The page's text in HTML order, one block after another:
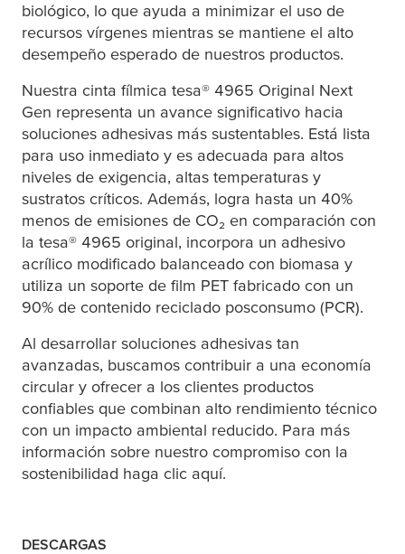
biológico, lo que ayuda a minimizar el uso de
recursos vírgenes mientras se mantiene el alto
desempeño esperado de nuestros productos.
Nuestra cinta fílmica tesa® 4965 Original Next
Gen representa un avance significativo hacia
soluciones adhesivas más sustentables. Está lista
para uso inmediato y es adecuada para altos
niveles de exigencia, altas temperaturas y
sustratos críticos. Además, logra hasta un 40%
menos de emisiones de CO₂ en comparación con
la tesa® 4965 original, incorpora un adhesivo
acrílico modificado balanceado con biomasa y
utiliza un soporte de film PET fabricado con un
90% de contenido reciclado posconsumo (PCR).
Al desarrollar soluciones adhesivas tan
avanzadas, buscamos contribuir a una economía
circular y ofrecer a los clientes productos
confiables que combinan alto rendimiento técnico
con un impacto ambiental reducido. Para más
información sobre nuestro compromiso con la
sostenibilidad haga clic aquí.
DESCARGAS